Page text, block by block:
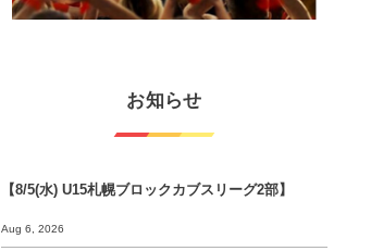
お知らせ
【8/5(水) U15札幌ブロックカブスリーグ2部】
Aug 6, 2026